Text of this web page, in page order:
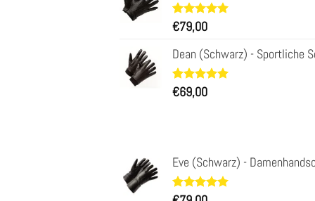
auf
Kundenbewertungen
Bewertet
mit 4.97
von 5,
basierend
auf
31
Kundenbewertungen
€79,00
Dean (Schwarz) - Sportliche
Bewertet
mit 4.93
29
€69,00
Eve (Schwarz) -
Bewertet
11